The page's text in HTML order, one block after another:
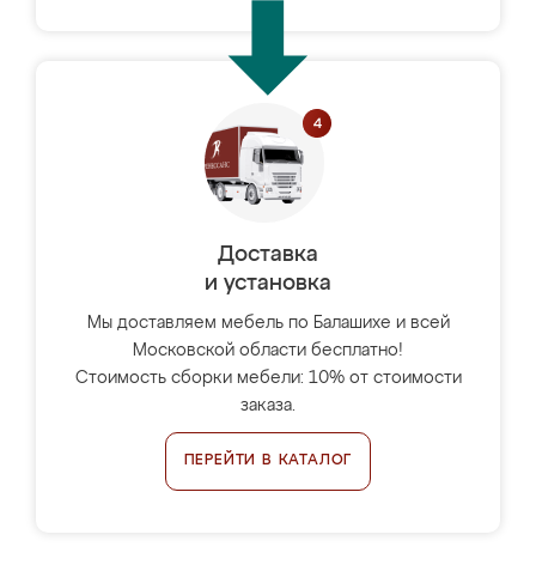
Доставка
и установка
Мы доставляем мебель по Балашихе и всей
Московской области бесплатно!
Стоимость сборки мебели: 10% от стоимости
заказа.
ПЕРЕЙТИ В КАТАЛОГ